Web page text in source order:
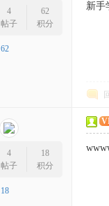
4
帖子
62
积分
62
新手
4
帖子
18
积分
18